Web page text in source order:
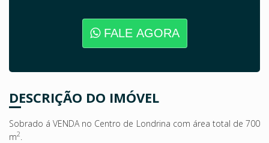
FALE AGORA
DESCRIÇÃO DO IMÓVEL
Sobrado á VENDA no Centro de Londrina com área total de 700
m2